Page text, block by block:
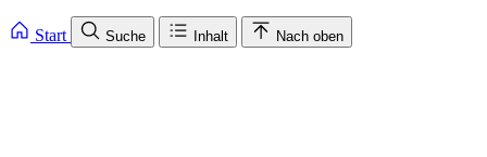
Start Suche Inhalt Nach oben